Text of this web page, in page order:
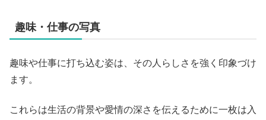
趣味・仕事の写真
趣味や仕事に打ち込む姿は、その人らしさを強く印象づけ
ます。
これらは生活の背景や愛情の深さを伝えるために一枚は入